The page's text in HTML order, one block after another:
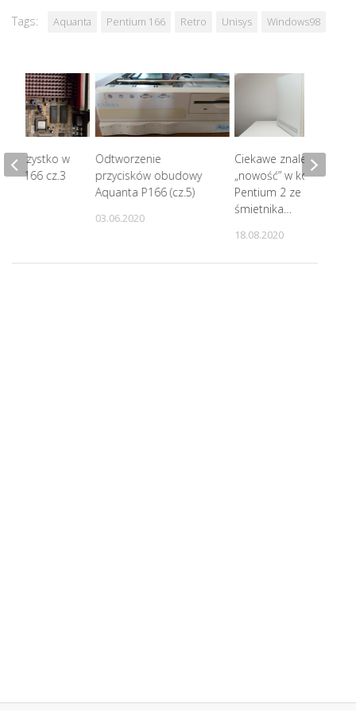
Tags: Aquanta Pentium 166 Retro Unisys Windows98
Odtworzenie
przycisków obudowy
Aquanta P166 (cz.5)
03.06.2020
Ciekawe znalezisko,
„nowość” w kolekcji:
Pentium 2 ze
śmietnika…
18.08.2020
– wszystko w
P166 cz.3